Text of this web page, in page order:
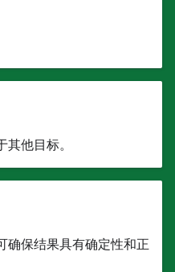
他目标。
确保结果具有确定性和正